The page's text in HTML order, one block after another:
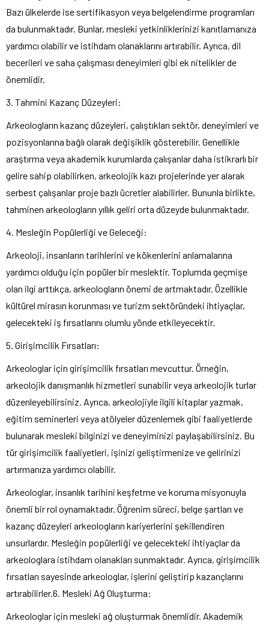
Bazı ülkelerde ise sertifikasyon veya belgelendirme programları
da bulunmaktadır. Bunlar, mesleki yetkinliklerinizi kanıtlamanıza
yardımcı olabilir ve istihdam olanaklarını artırabilir. Ayrıca, dil
becerileri ve saha çalışması deneyimleri gibi ek nitelikler de
önemlidir.
3. Tahmini Kazanç Düzeyleri:
Arkeologların kazanç düzeyleri, çalıştıkları sektör, deneyimleri ve
pozisyonlarına bağlı olarak değişiklik gösterebilir. Genellikle
araştırma veya akademik kurumlarda çalışanlar daha istikrarlı bir
gelire sahip olabilirken, arkeolojik kazı projelerinde yer alarak
serbest çalışanlar proje bazlı ücretler alabilirler. Bununla birlikte,
tahminen arkeologların yıllık geliri orta düzeyde bulunmaktadır.
4. Mesleğin Popülerliği ve Geleceği:
Arkeoloji, insanların tarihlerini ve kökenlerini anlamalarına
yardımcı olduğu için popüler bir meslektir. Toplumda geçmişe
olan ilgi arttıkça, arkeologların önemi de artmaktadır. Özellikle
kültürel mirasın korunması ve turizm sektöründeki ihtiyaçlar,
gelecekteki iş fırsatlarını olumlu yönde etkileyecektir.
5. Girişimcilik Fırsatları:
Arkeologlar için girişimcilik fırsatları mevcuttur. Örneğin,
arkeolojik danışmanlık hizmetleri sunabilir veya arkeolojik turlar
düzenleyebilirsiniz. Ayrıca, arkeolojiyle ilgili kitaplar yazmak,
eğitim seminerleri veya atölyeler düzenlemek gibi faaliyetlerde
bulunarak mesleki bilginizi ve deneyiminizi paylaşabilirsiniz. Bu
tür girişimcilik faaliyetleri, işinizi geliştirmenize ve gelirinizi
artırmanıza yardımcı olabilir.
Arkeologlar, insanlık tarihini keşfetme ve koruma misyonuyla
önemli bir rol oynamaktadır. Öğrenim süreci, belge şartları ve
kazanç düzeyleri arkeologların kariyerlerini şekillendiren
unsurlardır. Mesleğin popülerliği ve gelecekteki ihtiyaçlar da
arkeologlara istihdam olanakları sunmaktadır. Ayrıca, girişimcilik
fırsatları sayesinde arkeologlar, işlerini geliştirip kazançlarını
artırabilirler.6. Mesleki Ağ Oluşturma:
Arkeologlar için mesleki ağ oluşturmak önemlidir. Akademik